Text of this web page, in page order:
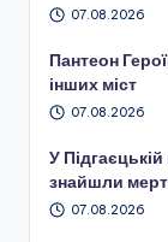
07.08.2026
Пантеон
інших міст
07.08.2026
У
знайшли
07.08.2026